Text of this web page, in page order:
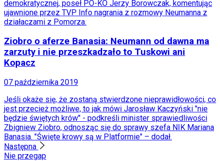
gazetaprawna.pl
Forsal.pl
INFOR.pl
demokratycznej, poseł PO-KO Jerzy Borowczak, komentując
ujawnione przez TVP Info nagrania z rozmowy Neumanna z
działaczami z Pomorza.
Ziobro o aferze Banasia: Neumann od dawna ma
zarzuty i nie przeszkadzało to Tuskowi ani
Kopacz
07 października 2019
Jeśli okaże się, że zostaną stwierdzone nieprawidłowości, co
jest przecież możliwe, to jak mówi Jarosław Kaczyński "nie
będzie świętych krów" - podkreśli minister sprawiedliwości
Zbigniew Ziobro, odnosząc się do sprawy szefa NIK Mariana
Banasia. "Święte krowy są w Platformie" – dodał.
Następna
Nie przegap